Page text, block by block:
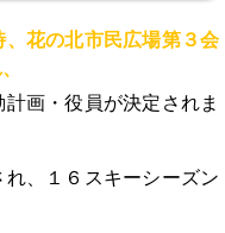
花の北市民広場第３会
画・役員が決定されま
、１６スキーシーズン